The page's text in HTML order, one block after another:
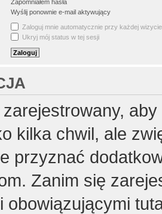
Zapomniałem hasła
Wyślij ponownie e-mail aktywujący
Zaloguj mnie automatycznie przy każdej wizycie
Ukryj mój status w tej sesji
kilka chwil, ale
przyznać
Zanim się
obowiązującymi